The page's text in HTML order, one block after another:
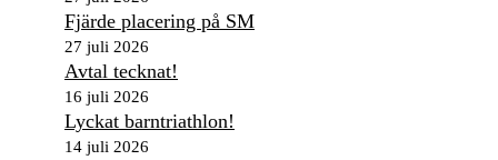
Fjärde placering på SM
27 juli 2026
Avtal tecknat!
16 juli 2026
Lyckat barntriathlon!
14 juli 2026